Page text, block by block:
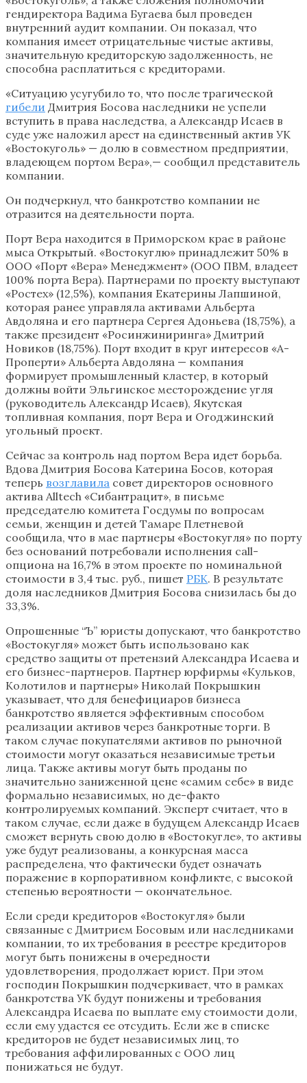
гендиректора Вадима Бугаева был проведен
внутренний аудит компании. Он показал, что
компания имеет отрицательные чистые активы,
значительную кредиторскую задолженность, не
способна расплатиться с кредиторами.
«Ситуацию усугубило то, что после трагической
гибели Дмитрия Босова наследники не успели
вступить в права наследства, а Александр Исаев в
суде уже наложил арест на единственный актив УК
«Востокуголь» — долю в совместном предприятии,
владеющем портом Вера»,— сообщил представитель
компании.
Он подчеркнул, что банкротство компании не
отразится на деятельности порта.
Порт Вера находится в Приморском крае в районе
мыса Открытый. «Востокуглю» принадлежит 50% в
ООО «Порт «Вера» Менеджмент» (ООО ПВМ, владеет
100% порта Вера). Партнерами по проекту выступают
«Ростех» (12,5%), компания Екатерины Лапшиной,
которая ранее управляла активами Альберта
Авдоляна и его партнера Сергея Адоньева (18,75%), а
также президент «Росинжиниринга» Дмитрий
Новиков (18,75%). Порт входит в круг интересов «А-
Проперти» Альберта Авдоляна — компания
формирует промышленный кластер, в который
должны войти Эльгинское месторождение угля
(руководитель Александр Исаев), Якутская
топливная компания, порт Вера и Огоджинский
угольный проект.
Сейчас за контроль над портом Вера идет борьба.
Вдова Дмитрия Босова Катерина Босов, которая
теперь возглавила совет директоров основного
актива Alltech «Сибантрацит», в письме
председателю комитета Госдумы по вопросам
семьи, женщин и детей Тамаре Плетневой
сообщила, что в мае партнеры «Востокугля» по порту
без оснований потребовали исполнения call-
опциона на 16,7% в этом проекте по номинальной
стоимости в 3,4 тыс. руб., пишет РБК. В результате
доля наследников Дмитрия Босова снизилась бы до
33,3%.
Опрошенные “Ъ” юристы допускают, что банкротство
«Востокугля» может быть использовано как
средство защиты от претензий Александра Исаева и
его бизнес-партнеров. Партнер юрфирмы «Кульков,
Колотилов и партнеры» Николай Покрышкин
указывает, что для бенефициаров бизнеса
банкротство является эффективным способом
реализации активов через банкротные торги. В
таком случае покупателями активов по рыночной
стоимости могут оказаться независимые третьи
лица. Также активы могут быть проданы по
значительно заниженной цене «самим себе» в виде
формально независимых, но де-факто
контролируемых компаний. Эксперт считает, что в
таком случае, если даже в будущем Александр Исаев
сможет вернуть свою долю в «Востокугле», то активы
уже будут реализованы, а конкурсная масса
распределена, что фактически будет означать
поражение в корпоративном конфликте, с высокой
степенью вероятности — окончательное.
Если среди кредиторов «Востокугля» были
связанные с Дмитрием Босовым или наследниками
компании, то их требования в реестре кредиторов
могут быть понижены в очередности
удовлетворения, продолжает юрист. При этом
господин Покрышкин подчеркивает, что в рамках
банкротства УК будут понижены и требования
Александра Исаева по выплате ему стоимости доли,
если ему удастся ее отсудить. Если же в списке
кредиторов не будет независимых лиц, то
требования аффилированных с ООО лиц
понижаться не будут.